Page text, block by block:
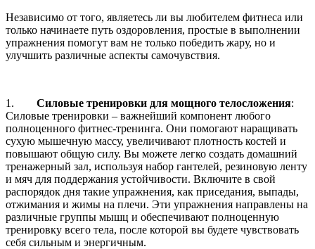
Независимо от того, являетесь ли вы любителем фитнеса или
только начинаете путь оздоровления, простые в выполнении
упражнения помогут вам не только победить жару, но и
улучшить различные аспекты самочувствия.
1. Силовые тренировки для мощного телосложения:
Силовые тренировки – важнейший компонент любого
полноценного фитнес-тренинга. Они помогают наращивать
сухую мышечную массу, увеличивают плотность костей и
повышают общую силу. Вы можете легко создать домашний
тренажерный зал, используя набор гантелей, резиновую ленту
и мяч для поддержания устойчивости. Включите в свой
распорядок дня такие упражнения, как приседания, выпады,
отжимания и жимы на плечи. Эти упражнения направлены на
различные группы мышц и обеспечивают полноценную
тренировку всего тела, после которой вы будете чувствовать
себя сильным и энергичным.